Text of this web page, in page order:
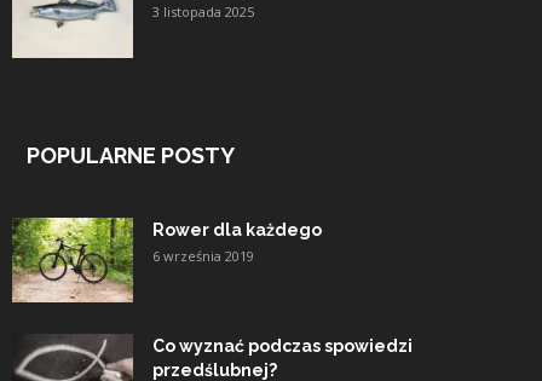
3 listopada 2025
POPULARNE POSTY
Rower dla każdego
6 września 2019
Co wyznać podczas spowiedzi
przedślubnej?